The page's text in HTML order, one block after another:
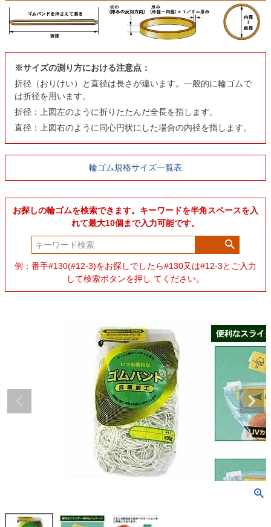
※サイズの測り方における注意点：
折径（おりけい）と直径は長さが違います。一般的に輪ゴムで
は折径を用います。
折径：上図左のように折りたたんだ全長を指します。
直径：上図右のように同心円状にした場合の内径を指します。
輪ゴム規格サイズ一覧表
お探しの輪ゴムを検索できます。キーワードを半角スペースを入
れて最大10個まで入力可能です。
例：番手#130(#12-3)をお探しでしたら#130又は#12-3とご入力
して検索ボタンを押し てください。